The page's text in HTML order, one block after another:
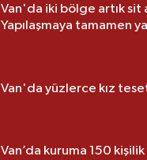
Van'da iki bölge artık sit
Yapılaşmaya tamamen
Van'da yüzlerce kız
Van’da kuruma 150 kişilik